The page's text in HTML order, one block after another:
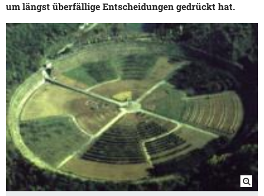
um längst überfällige Entscheidungen gedrückt hat.